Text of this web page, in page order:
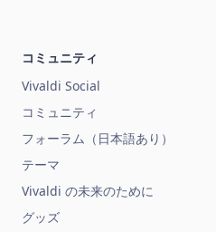
コミュニティ
Vivaldi Social
コミュニティ
フォーラム（日本語あり）
テーマ
Vivaldi の未来のために
グッズ